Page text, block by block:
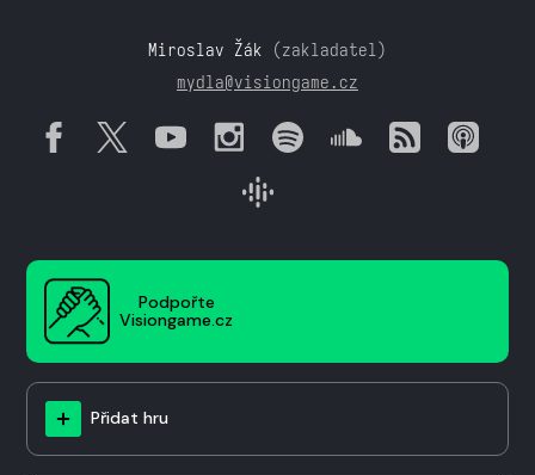
Miroslav Žák (zakladatel)
mydla@visiongame.cz
Podpořte
Visiongame.cz
Přidat hru